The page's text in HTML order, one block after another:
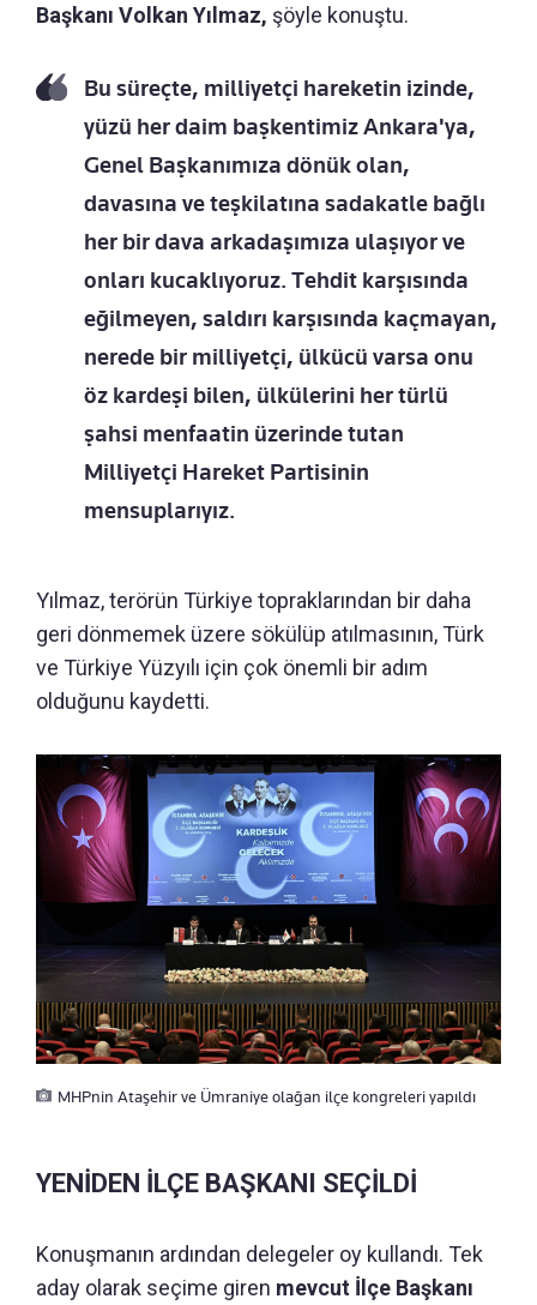
Başkanı Volkan Yılmaz, şöyle konuştu.
Bu süreçte, milliyetçi hareketin izinde,
yüzü her daim başkentimiz Ankara'ya,
Genel Başkanımıza dönük olan,
davasına ve teşkilatına sadakatle bağlı
her bir dava arkadaşımıza ulaşıyor ve
onları kucaklıyoruz. Tehdit karşısında
eğilmeyen, saldırı karşısında kaçmayan,
nerede bir milliyetçi, ülkücü varsa onu
öz kardeşi bilen, ülkülerini her türlü
şahsi menfaatin üzerinde tutan
Milliyetçi Hareket Partisinin
mensuplarıyız.
Yılmaz, terörün Türkiye topraklarından bir daha
geri dönmemek üzere sökülüp atılmasının, Türk
ve Türkiye Yüzyılı için çok önemli bir adım
olduğunu kaydetti.
MHPnin Ataşehir ve Ümraniye olağan ilçe kongreleri yapıldı
YENİDEN İLÇE BAŞKANI SEÇİLDİ
Konuşmanın ardından delegeler oy kullandı. Tek
aday olarak seçime giren mevcut İlçe Başkanı